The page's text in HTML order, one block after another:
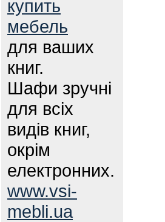
купить
мебель
для ваших
книг.
Шафи зручні
для всіх
видів книг,
окрім
електронних.
www.vsi-
mebli.ua